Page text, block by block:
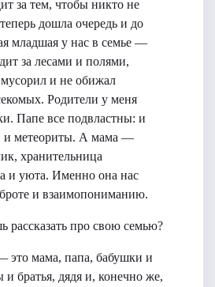
за тем, чтобы никто не
дошла очередь и до
младшая у нас в семье —
за лесами и полями,
и не обижал
Родители у меня
Папе все подвластны: и
и метеориты. А мама —
хранительница
и уюта. Именно она нас
и взаимопониманию.
рассказать про свою семью?
мама, папа, бабушки и
и братья, дядя и, конечно же,